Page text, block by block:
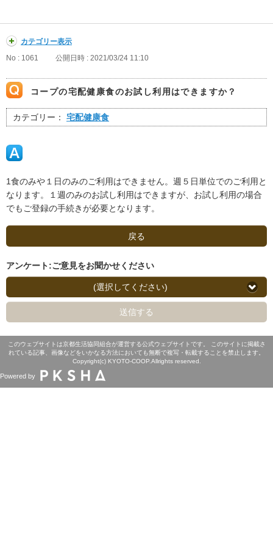
カテゴリー表示
No : 1061
公開日時 : 2021/03/24 11:10
コープの宅配健康食のお試し利用はできますか？
カテゴリー： 宅配健康食
1食のみや１日のみのご利用はできません。週５日単位でのご利用と
なります。１週のみのお試し利用はできますが、お試し利用の場合
でもご登録の手続きが必要となります。
戻る
アンケート:ご意見をお聞かせください
(選択してください)
送信する
このウェブサイトは京都生活協同組合が運営する公式ウェブサイトです。 このサイトに掲載さ
れている記事、画像などをいかなる方法においても無断で複写・転載することを禁止します。
Copyright(c) KYOTO-COOP.Allrights reserved.
Powered by